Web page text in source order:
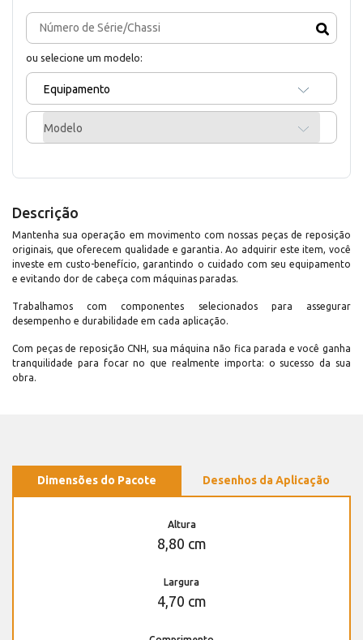
ou selecione um modelo:
Equipamento
Modelo
Descrição
Mantenha sua operação em movimento com nossas peças de reposição
originais, que oferecem qualidade e garantia. Ao adquirir este item, você
investe em custo-benefício, garantindo o cuidado com seu equipamento
e evitando dor de cabeça com máquinas paradas.
Trabalhamos com componentes selecionados para assegurar
desempenho e durabilidade em cada aplicação.
Com peças de reposição CNH, sua máquina não fica parada e você ganha
tranquilidade para focar no que realmente importa: o sucesso da sua
obra.
Dimensões do Pacote Desenhos da Aplicação
Altura
8,80 cm
Largura
4,70 cm